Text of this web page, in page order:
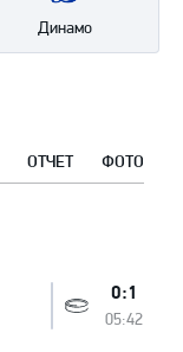
Динамо
ОТЧЕТ ФОТО
0:1
05:42